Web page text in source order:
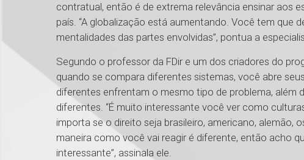
contratual, então é de extrema relevância ensinar aos
país. “A globalização está aumentando. Você tem que
mentalidades das partes envolvidas”, pontua a
Segundo o professor da FDir e um dos criadores do
quando se compara diferentes sistemas, você abre
diferentes enfrentam o mesmo tipo de problema, além
diferentes. “É muito interessante você ver como
importa se o direito seja brasileiro, americano, alemão,
maneira como você vai reagir é diferente, então acho
interessante”, assinala ele.